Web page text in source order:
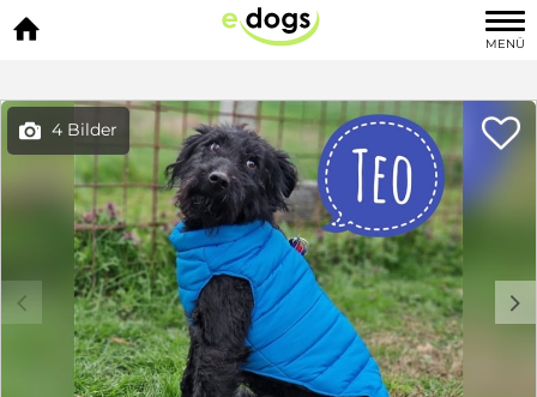

MENÜ
 4 Bilder 
c d